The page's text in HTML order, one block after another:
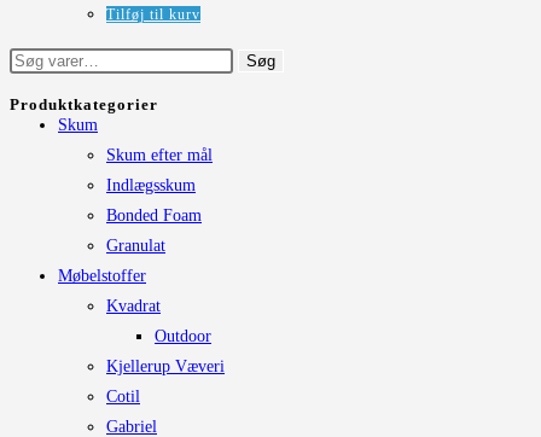
Tilføj til kurv
Søg
Søg
Produktkategorier
Skum
Skum efter mål
Indlægsskum
Bonded Foam
Granulat
Møbelstoffer
Kvadrat
Outdoor
Kjellerup Væveri
Cotil
Gabriel